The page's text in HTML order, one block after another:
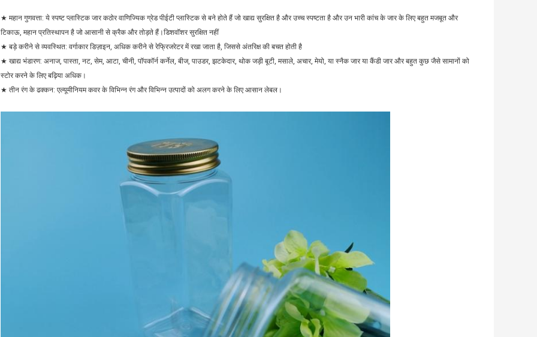
★ महान गुणवत्ता: ये स्पष्ट प्लास्टिक जार कठोर वाणिज्यिक ग्रेड पीईटी प्लास्टिक से बने होते हैं जो खाद्य सुरक्षित है और उच्च स्पष्टता है और उन भारी कांच के जार के लिए बहुत मजबूत और
टिकाऊ, महान प्रतिस्थापन है जो आसानी से क्रैक और तोड़ते हैं।डिशवॉशर सुरक्षित नहीं
★ बड़े करीने से व्यवस्थित: वर्गाकार डिज़ाइन, अधिक करीने से रेफ्रिजरेटर में रखा जाता है, जिससे अंतरिक्ष की बचत होती है
★ खाद्य भंडारण: अनाज, पास्ता, नट, सेम, आटा, चीनी, पॉपकॉर्न कर्नेल, बीज, पाउडर, झटकेदार, थोक जड़ी बूटी, मसाले, अचार, मेयो, या स्नैक जार या कैंडी जार और बहुत कुछ जैसे सामानों को
स्टोर करने के लिए बढ़िया अधिक।
★ तीन रंग के ढक्कन: एल्यूमीनियम कवर के विभिन्न रंग और विभिन्न उत्पादों को अलग करने के लिए आसान लेबल।